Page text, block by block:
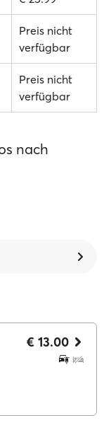
Preis nicht
verfügbar
Preis nicht
verfügbar
nach
€ 13.00